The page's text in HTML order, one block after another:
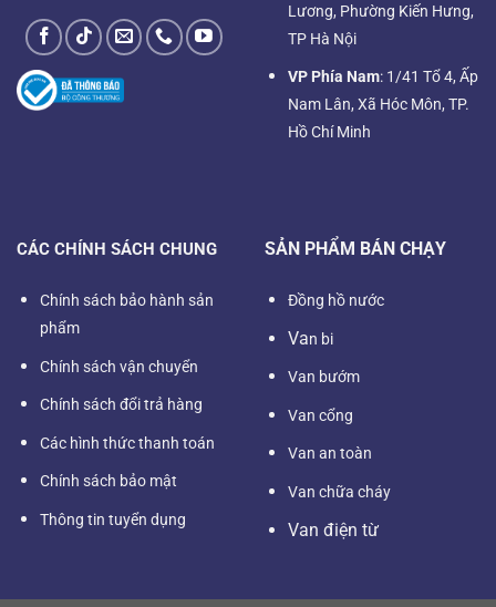
Lương, Phường Kiến Hưng,
TP Hà Nội
VP Phía Nam: 1/41 Tổ 4, Ấp
Nam Lân, Xã Hóc Môn, TP.
Hồ Chí Minh
CÁC CHÍNH SÁCH CHUNG
Chính sách bảo hành sản
phẩm
Chính sách vận chuyển
Chính sách đổi trả hàng
Các hình thức thanh toán
Chính sách bảo mật
Thông tin tuyển dụng
SẢN PHẨM BÁN CHẠY
Đồng hồ nước
Van bi
Van bướm
Van cổng
Van an toàn
Van chữa cháy
Van điện từ